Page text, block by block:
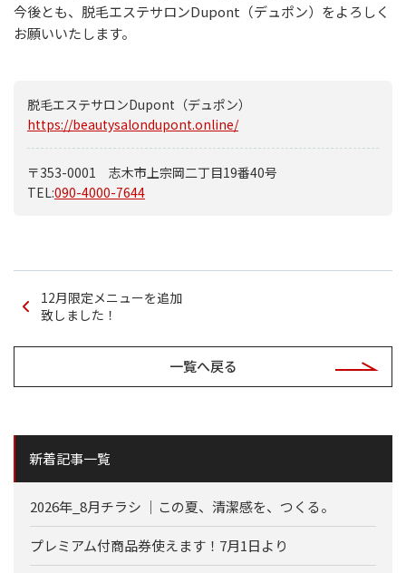
今後とも、脱毛エステサロンDupont（デュポン）をよろしく
お願いいたします。
脱毛エステサロンDupont（デュポン）
https://beautysalondupont.online/
〒353-0001 志木市上宗岡二丁目19番40号
TEL:090-4000-7644
12月限定メニューを追加
致しました！
一覧へ戻る
新着記事一覧
2026年_8月チラシ ｜この夏、清潔感を、つくる。
プレミアム付商品券使えます！7月1日より